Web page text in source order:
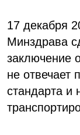
17 декабря
Минздрава
заключение
не отвечает
стандарта и